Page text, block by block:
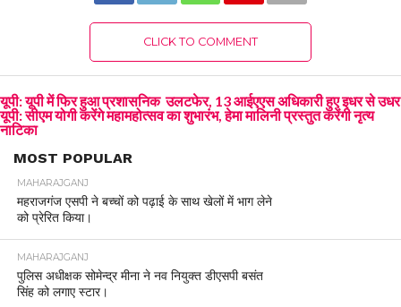
CLICK TO COMMENT
यूपी: यूपी में फिर हुआ प्रशासनिक उलटफेर, 13 आईएएस अधिकारी हुए इधर से उधर
यूपी: सीएम योगी करेंगे महामहोत्सव का शुभारंभ, हेमा मालिनी प्रस्तुत करेंगी नृत्य
नाटिका
MOST POPULAR
MAHARAJGANJ
महराजगंज एसपी ने बच्चों को पढ़ाई के साथ खेलों में भाग लेने
को प्रेरित किया।
MAHARAJGANJ
पुलिस अधीक्षक सोमेन्द्र मीना ने नव नियुक्त डीएसपी बसंत
सिंह को लगाए स्टार।